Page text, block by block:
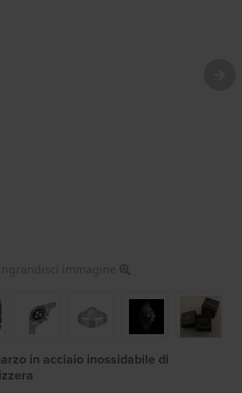
immagine
in acciaio inossidabile di